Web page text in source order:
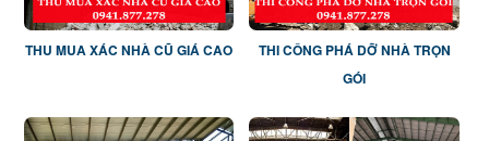
THU MUA XÁC NHÀ CŨ GIÁ CAO
THI CÔNG PHÁ DỠ NHÀ TRỌN
GÓI